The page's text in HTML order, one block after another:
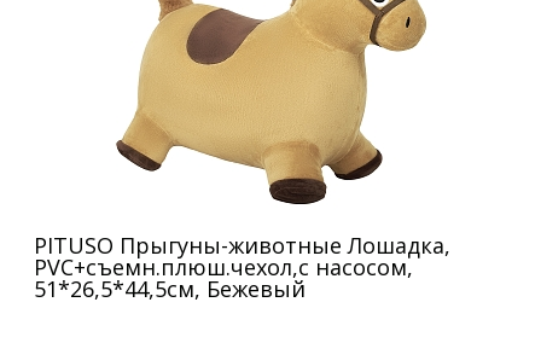
PITUSO Прыгуны-животные Лошадка,
PVC+съемн.плюш.чехол,с насосом,
51*26,5*44,5см, Бежевый